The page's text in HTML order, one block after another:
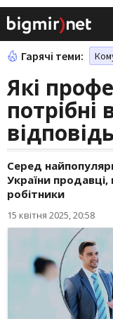
Гарячі теми:
Які
потрібні
відповідь
Серед
України продавці,
робітники
15 квітня 2025, 20:58